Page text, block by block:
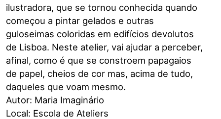
ilustradora, que se tornou conhecida quando
começou a pintar gelados e outras
guloseimas coloridas em edifícios devolutos
de Lisboa. Neste atelier, vai ajudar a perceber,
afinal, como é que se constroem papagaios
de papel, cheios de cor mas, acima de tudo,
daqueles que voam mesmo.
Autor: Maria Imaginário
Local: Escola de Ateliers